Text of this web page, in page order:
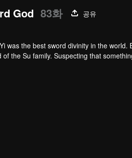
God 83화
공유
was the best sword divinity in the
But suddenly, he lost his cultivation
and began his rise.